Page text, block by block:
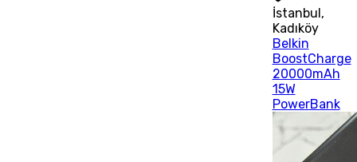
İstanbul ,
Kadıköy
Belkin
BoostCharge
20000mAh
15W
PowerBank